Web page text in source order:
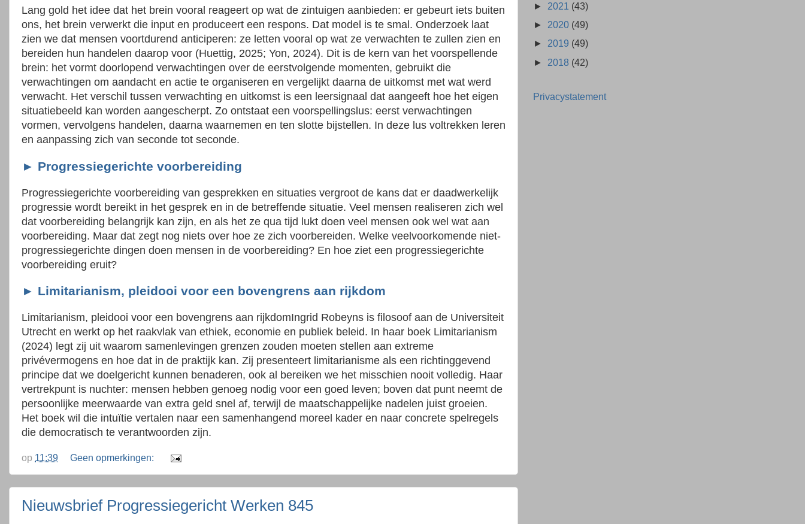
Lang gold het idee dat het brein vooral reageert op wat de zintuigen aanbieden: er gebeurt iets buiten
ons, het brein verwerkt die input en produceert een respons. Dat model is te smal. Onderzoek laat
zien we dat mensen voortdurend anticiperen: ze letten vooral op wat ze verwachten te zullen zien en
bereiden hun handelen daarop voor (Huettig, 2025; Yon, 2024). Dit is de kern van het voorspellende
brein: het vormt doorlopend verwachtingen over de eerstvolgende momenten, gebruikt die
verwachtingen om aandacht en actie te organiseren en vergelijkt daarna de uitkomst met wat werd
verwacht. Het verschil tussen verwachting en uitkomst is een leersignaal dat aangeeft hoe het eigen
situatiebeeld kan worden aangescherpt. Zo ontstaat een voorspellingslus: eerst verwachtingen
vormen, vervolgens handelen, daarna waarnemen en ten slotte bijstellen. In deze lus voltrekken leren
en aanpassing zich van seconde tot seconde.
► Progressiegerichte voorbereiding
Progressiegerichte voorbereiding van gesprekken en situaties vergroot de kans dat er daadwerkelijk
progressie wordt bereikt in het gesprek en in de betreffende situatie. Veel mensen realiseren zich wel
dat voorbereiding belangrijk kan zijn, en als het ze qua tijd lukt doen veel mensen ook wel wat aan
voorbereiding. Maar dat zegt nog niets over hoe ze zich voorbereiden. Welke veelvoorkomende niet-
progressiegerichte dingen doen mensen in de voorbereiding? En hoe ziet een progressiegerichte
voorbereiding eruit?
► Limitarianism, pleidooi voor een bovengrens aan rijkdom
Limitarianism, pleidooi voor een bovengrens aan rijkdomIngrid Robeyns is filosoof aan de Universiteit
Utrecht en werkt op het raakvlak van ethiek, economie en publiek beleid. In haar boek Limitarianism
(2024) legt zij uit waarom samenlevingen grenzen zouden moeten stellen aan extreme
privévermogens en hoe dat in de praktijk kan. Zij presenteert limitarianisme als een richtinggevend
principe dat we doelgericht kunnen benaderen, ook al bereiken we het misschien nooit volledig. Haar
vertrekpunt is nuchter: mensen hebben genoeg nodig voor een goed leven; boven dat punt neemt de
persoonlijke meerwaarde van extra geld snel af, terwijl de maatschappelijke nadelen juist groeien.
Het boek wil die intuïtie vertalen naar een samenhangend moreel kader en naar concrete spelregels
die democratisch te verantwoorden zijn.
op 11:39 Geen opmerkingen:
Nieuwsbrief Progressiegericht Werken 845
► 2021 (43)
► 2020 (49)
► 2019 (49)
► 2018 (42)
Privacystatement